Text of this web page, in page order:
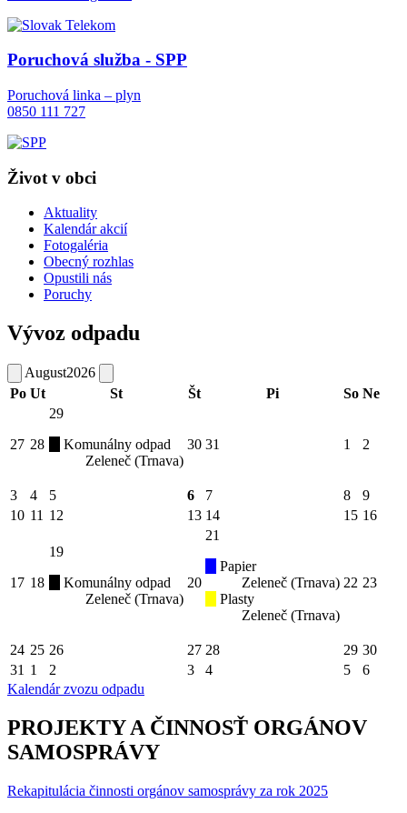
Poruchová služba - SPP
Poruchová linka – plyn
0850 111 727
Život v obci
Aktuality
Kalendár akcií
Fotogaléria
Obecný rozhlas
Opustili nás
Poruchy
Vývoz odpadu
August2026
Po Ut St Št Pi So Ne
27 28
29
Komunálny odpad
Zeleneč (Trnava)
30 31 1 2
3 4 5 6 7 8
9
10 11 12 13 14 15 16
17 18
19
Komunálny odpad
Zeleneč (Trnava)
20
21
Papier
Zeleneč (Trnava)
Plasty
Zeleneč (Trnava)
22 23
24 25 26 27 28 29 30
31 1 2 3 4 5
6
Kalendár zvozu odpadu
PROJEKTY A ČINNOSŤ ORGÁNOV
SAMOSPRÁVY
Rekapitulácia činnosti orgánov samosprávy za rok 2025